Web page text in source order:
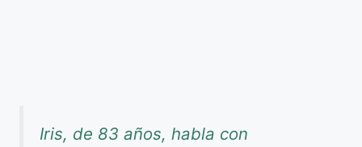
Iris, de 83 años, habla con